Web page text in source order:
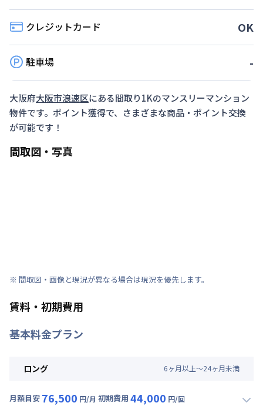
クレジットカード OK
駐車場 -
大阪府大阪市浪速区にある間取り1Kのマンスリーマンション
物件です。ポイント獲得で、さまざまな商品・ポイント交換
が可能です！
間取図・写真
※ 間取図・画像と現況が異なる場合は現況を優先します。
賃料・初期費用
基本料金プラン
ロング 6ヶ月以上～24ヶ月未満
月額目安 76,500 円/月 初期費用 44,000 円/回